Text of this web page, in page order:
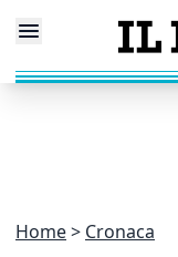
Home Cronaca